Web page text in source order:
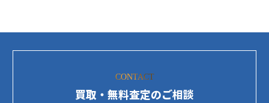
CONTACT
買取・無料査定のご相談